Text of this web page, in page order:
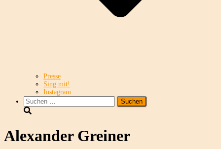
Presse
Sing mit!
Instagram
Suchen
nach:
Alexander Greiner